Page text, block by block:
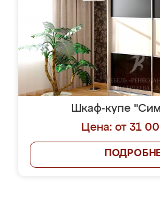
Шкаф-купе
Цена: от 31